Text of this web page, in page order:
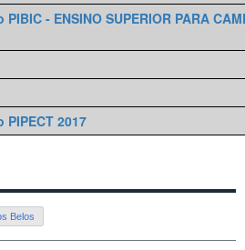
- ENSINO SUPERIOR PARA
2017
Belos